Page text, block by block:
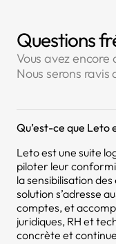
Questions
Vous avez
Nous serons ravis
Qu’est-ce que Leto
Leto est une suite
piloter leur
la sensibilisation
solution s’adresse
comptes, et
juridiques, RH et
concrète et